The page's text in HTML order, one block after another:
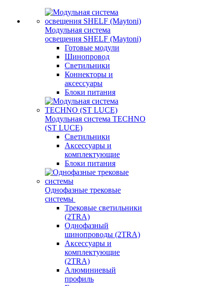
Модульная система
освещения SHELF (Maytoni)
Готовые модули
Шинопровод
Светильники
Коннекторы и
аксессуары
Блоки питания
Модульная система TECHNO
(ST LUCE)
Светильники
Аксессуары и
комплектующие
Блоки питания
Однофазные трековые
системы
Трековые светильники
(2TRA)
Однофазный
шинопроводы (2TRA)
Аксессуары и
комплектующие
(2TRA)
Алюминиевый
профиль